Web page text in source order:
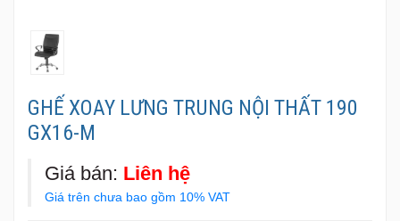
GHẾ XOAY LƯNG TRUNG NỘI THẤT 190
GX16-M
Giá bán: Liên hệ
Giá trên chưa bao gồm 10% VAT